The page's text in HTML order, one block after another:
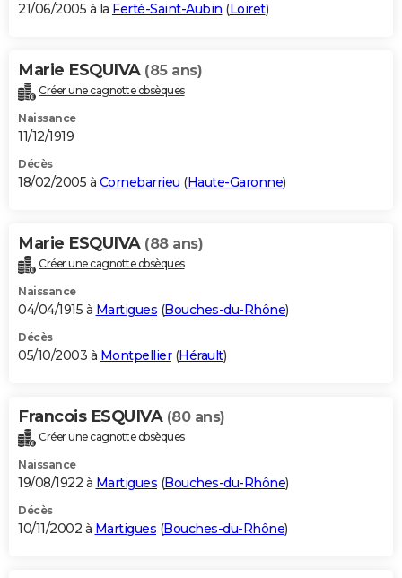
21/06/2005 à la Ferté-Saint-Aubin (Loiret)
Marie ESQUIVA (85 ans)
Créer une cagnotte obsèques
Naissance
11/12/1919
Décès
18/02/2005 à Cornebarrieu (Haute-Garonne)
Marie ESQUIVA (88 ans)
Créer une cagnotte obsèques
Naissance
04/04/1915 à Martigues (Bouches-du-Rhône)
Décès
05/10/2003 à Montpellier(Hérault)
Francois ESQUIVA (80 ans)
Créer une cagnotte obsèques
Naissance
19/08/1922 à Martigues (Bouches-du-Rhône)
Décès
10/11/2002 à Martigues (Bouches-du-Rhône)